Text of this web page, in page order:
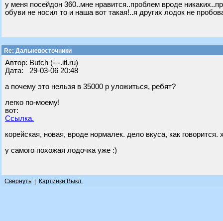
у меня посейдон 360..мне нравится..проблем вроде
обуви не носил то и наша вот такая!..я других лодок не
Re: Дальневосточники
Автор: Butch (---.itl.ru)
Дата: 29-03-06 20:48
а почему это нельзя в 35000 р уложиться, ребят?
легко по-моему!
вот:
Ссылка.
корейская, новая, вроде нормалек. дело вкуса, как
у самого похожая лодочка уже :)
Свернуть Картинки Выкл.